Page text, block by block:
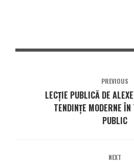
PREVIOUS
LECȚIE PUBLICĂ DE
TENDINȚE MODERNE
PUBLIC
NEXT